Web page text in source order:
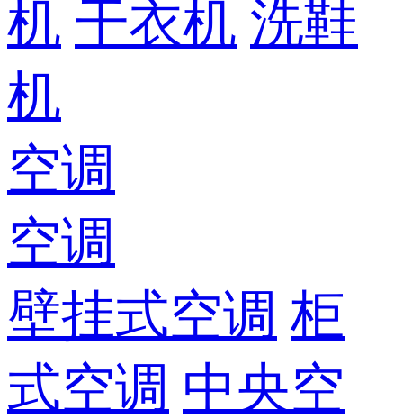
机 干衣机 洗鞋
机
空调
空调
壁挂式空调 柜
式空调 中央空